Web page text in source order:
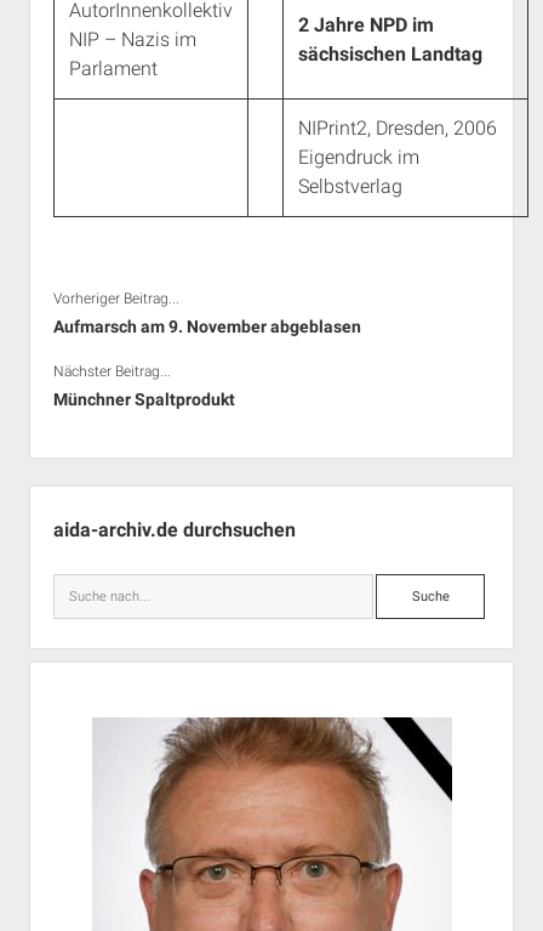
AutorInnenkollektiv
NIP – Nazis im
Parlament
2 Jahre NPD im
sächsischen Landtag
NIPrint2, Dresden, 2006
Eigendruck im
Selbstverlag
Vorheriger Beitrag...
Aufmarsch am 9. November abgeblasen
Nächster Beitrag...
Münchner Spaltprodukt
aida-archiv.de durchsuchen
Suche